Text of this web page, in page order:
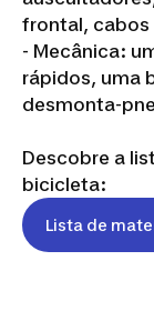
frontal, cabos
- Mecânica:
rápidos, uma
desmonta-
Descobre a
bicicleta:
Lista de